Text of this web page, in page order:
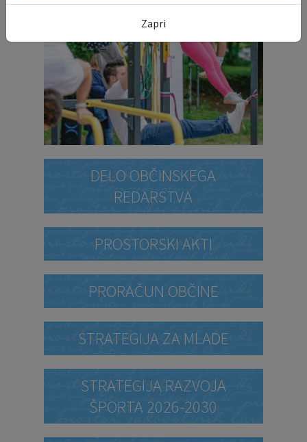
DELO OBČINSKEGA
REDARSTVA
PROSTORSKI AKTI
PRORAČUN OBČINE
STRATEGIJA ZA MLADE
STRATEGIJA RAZVOJA
ŠPORTA 2026-2030
Zapri